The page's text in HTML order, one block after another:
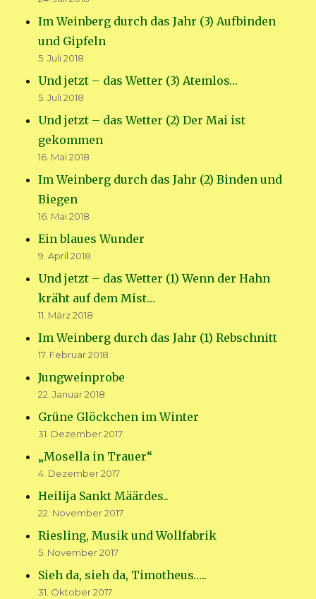
Im Weinberg durch das Jahr (3) Aufbinden
und Gipfeln
5. Juli 2018
Und jetzt – das Wetter (3) Atemlos…
5. Juli 2018
Und jetzt – das Wetter (2) Der Mai ist
gekommen
16. Mai 2018
Im Weinberg durch das Jahr (2) Binden und
Biegen
16. Mai 2018
Ein blaues Wunder
9. April 2018
Und jetzt – das Wetter (1) Wenn der Hahn
kräht auf dem Mist…
11. März 2018
Im Weinberg durch das Jahr (1) Rebschnitt
17. Februar 2018
Jungweinprobe
22. Januar 2018
Grüne Glöckchen im Winter
31. Dezember 2017
„Mosella in Trauer“
4. Dezember 2017
Heilija Sankt Määrdes..
22. November 2017
Riesling, Musik und Wollfabrik
5. November 2017
Sieh da, sieh da, Timotheus…..
31. Oktober 2017